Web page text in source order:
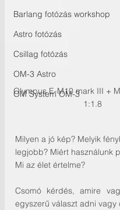
Barlang fotózás workshop
Astro fotózás
Csillag fotózás
OM-3 Astro
OM System OM-3
Olympus E-M10 mark III +
1:1.8
Milyen a jó kép? Melyik
legjobb? Miért használunk
Mi az élet értelme?
Csomó kérdés, amire
egyszerű választ adni vagy